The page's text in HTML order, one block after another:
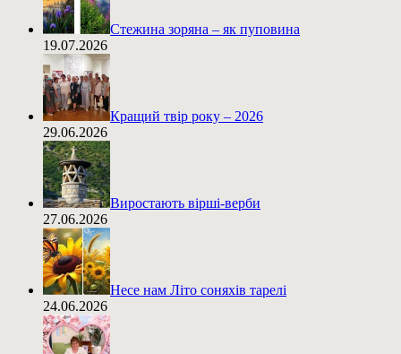
Стежина зоряна – як пуповина
19.07.2026
Кращий твір року – 2026
29.06.2026
Виростають вірші-верби
27.06.2026
Несе нам Літо соняхів тарелі
24.06.2026